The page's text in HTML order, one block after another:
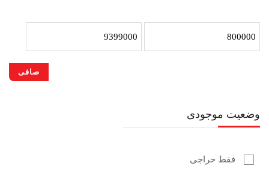
صافی
وضعیت موجودی
فقط حراجی